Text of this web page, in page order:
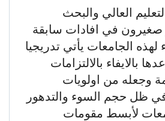
العالي والبحث
صغيرون في افادات سابقة
لهذه الجامعات يأتي تدريجيا
بالايفاء بالالتزامات
وجعله من اولويات
في ظل حجم السوء والتدهور
لأبسط مقومات